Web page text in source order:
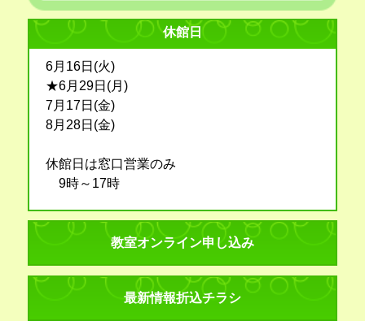
休館日
6月16日(火)
★6月29日(月)
7月17日(金)
8月28日(金)
休館日は窓口営業のみ
9時～17時
教室オンライン申し込み
最新情報折込チラシ